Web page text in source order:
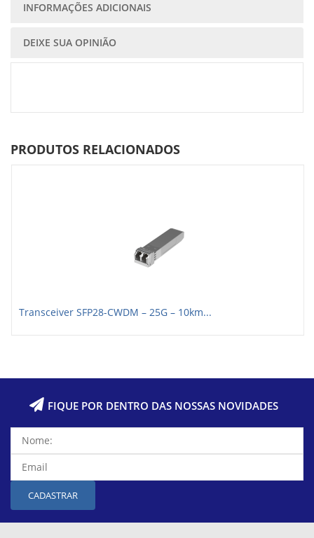
INFORMAÇÕES ADICIONAIS
DEIXE SUA OPINIÃO
PRODUTOS RELACIONADOS
Transceiver SFP28-CWDM – 25G – 10km...
FIQUE POR DENTRO DAS NOSSAS NOVIDADES
CADASTRAR